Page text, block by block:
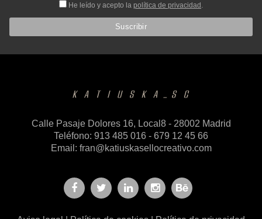
He leído y acepto la política de privacidad .
Calle Pasaje Dolores 16, Local8 - 28002 Madrid
Teléfono: 913 485 016 - 679 12 45 66
Email: fran@katiuskasellocreativo.com